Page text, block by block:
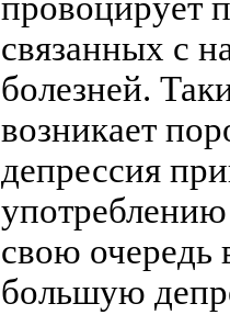
провоцирует
связанных с
болезней.
возникает
депрессия
употреблению
свою очередь
большую